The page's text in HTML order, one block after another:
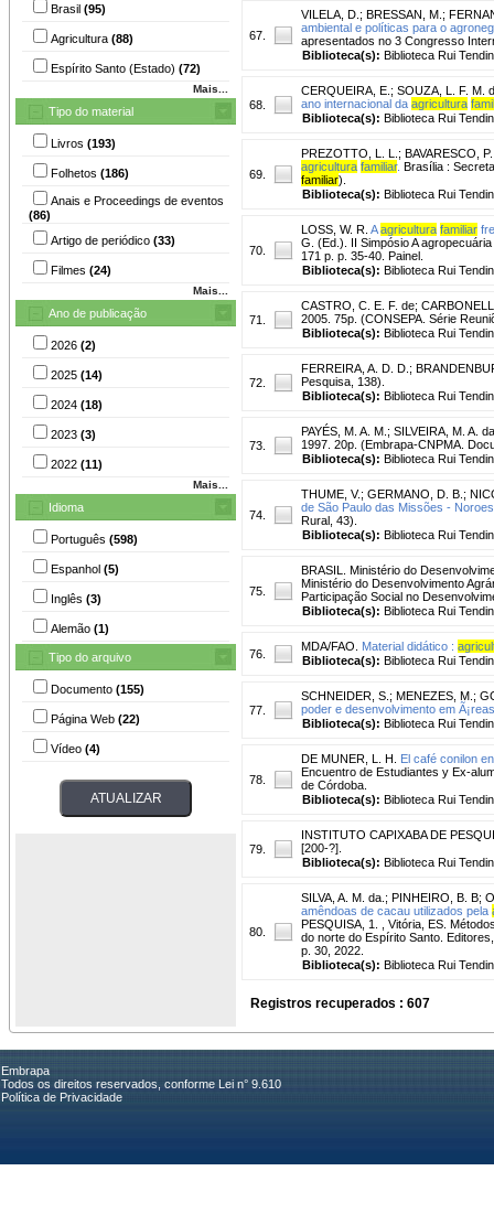
Brasil (95)
Agricultura (88)
Espírito Santo (Estado) (72)
Mais...
Tipo do material
Livros (193)
Folhetos (186)
Anais e Proceedings de eventos
(86)
Artigo de periódico (33)
Filmes (24)
Mais...
Ano de publicação
2026 (2)
2025 (14)
2024 (18)
2023 (3)
2022 (11)
Mais...
Idioma
Português (598)
Espanhol (5)
Inglês (3)
Alemão (1)
Tipo do arquivo
Documento (155)
Página Web (22)
Vídeo (4)
67.
VILELA, D. ; BRESSAN, M. ;
ambiental e políticas para o
apresentados no 3 Congresso
Biblioteca(s): Biblioteca Rui
68.
CERQUEIRA, E. ; SOUZA, L. F. M.
ano internacional da agricultura
Biblioteca(s): Biblioteca Rui
69.
PREZOTTO, L. L. ; BAVARESCO,
agricultura familiar. Brasília :
familiar).
Biblioteca(s): Biblioteca Rui
70.
LOSS, W. R. Aagricultura familiar
G. (Ed.). II Simpósio A
171 p. p. 35-40. Painel.
Biblioteca(s): Biblioteca Rui
71.
CASTRO, C. E. F. de;
2005. 75p. (CONSEPA. Série
Biblioteca(s): Biblioteca Rui
72.
FERREIRA, A. D. D. ;
Pesquisa, 138).
Biblioteca(s): Biblioteca Rui
73.
PAYÉS, M. A. M. ; SILVEIRA, M. A. da
1997. 20p. (Embrapa-CNPMA.
Biblioteca(s): Biblioteca Rui
74.
THUME, V.; GERMANO, D. B. ;
de São Paulo das Missões -
Rural, 43).
Biblioteca(s): Biblioteca Rui
75.
BRASIL. Ministério do
Ministério do Desenvolvimento
Participação Social no
Biblioteca(s): Biblioteca Rui
76.
MDA/FAO. Material didático :
Biblioteca(s): Biblioteca Rui
77.
SCHNEIDER, S. ; MENEZES, M. ;
poder e desenvolvimento em
Biblioteca(s): Biblioteca Rui
78.
DE MUNER, L. H.
El café conilon
Encuentro de Estudiantes y Ex-
de Córdoba.
Biblioteca(s): Biblioteca Rui
79.
INSTITUTO CAPIXABA DE
[200-?].
Biblioteca(s): Biblioteca Rui
80.
SILVA, A. M. da. ; PINHEIRO, B. B;
amêndoas de cacau utilizados pela
PESQUISA, 1. , Vitória, ES.
do norte do Espírito Santo.
p. 30, 2022.
Biblioteca(s): Biblioteca Rui
Registros recuperados : 607
Embrapa
Todos os direitos reservados, conforme Lei n° 9.610
Política de Privacidade